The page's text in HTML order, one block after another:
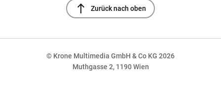
north Zurück nach oben
© Krone Multimedia GmbH & Co KG 2026
Muthgasse 2, 1190 Wien